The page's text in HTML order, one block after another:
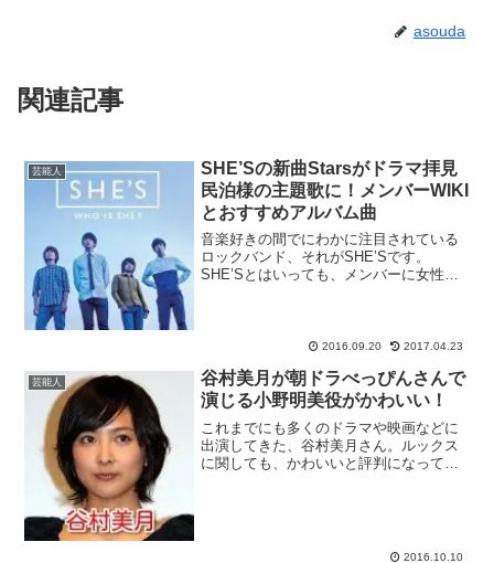
asouda
関連記事
芸能人
SHE’Sの新曲Starsがドラマ拝見
民泊様の主題歌に！メンバーWIKI
とおすすめアルバム曲
音楽好きの間でにわかに注目されている
ロックバンド、それがSHE’Sです。
SHE’Sとはいっても、メンバーに女性は
す認知度が上がるこ...2016.09.20 2017.04.23
芸能人
谷村美月が朝ドラべっぴんさんで
演じる小野明美役がかわいい！
これまでにも多くのドラマや映画などに
出演してきた、谷村美月さん。ルックス
に関しても、かわいいと評判になってい
2016.10.10